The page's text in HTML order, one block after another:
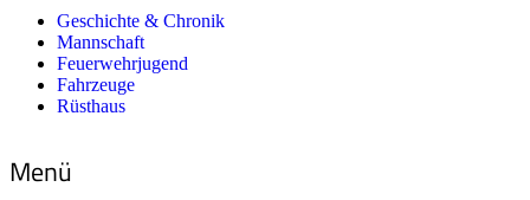
Geschichte & Chronik
Mannschaft
Feuerwehrjugend
Fahrzeuge
Rüsthaus
Menü